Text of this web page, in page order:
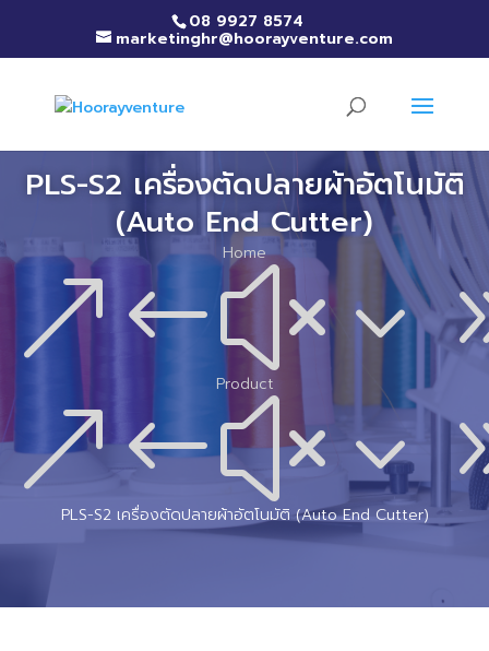
08 9927 8574
marketinghr@hoorayventure.com
PLS-S2 เครื่องตัดปลายผ้าอัตโนมัติ
(Auto End Cutter)
Home
Product
PLS-S2 เครื่องตัดปลายผ้าอัตโนมัติ (Auto End Cutter)